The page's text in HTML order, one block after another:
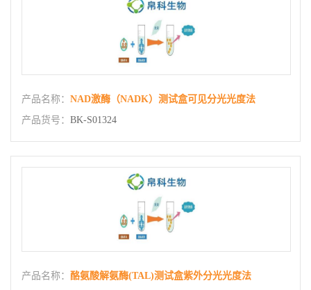
产品名称： NAD激酶（NADK）测试盒可见分光光度法
产品货号： BK-S01324
产品名称： 酪氨酸解氨酶(TAL)测试盒紫外分光光度法